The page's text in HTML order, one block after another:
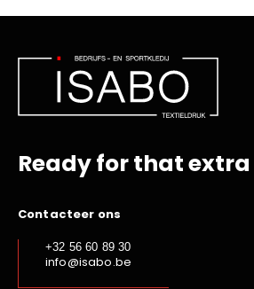
Ready for that extra
Contacteer ons
+32 56 60 89 30
info@isabo.be